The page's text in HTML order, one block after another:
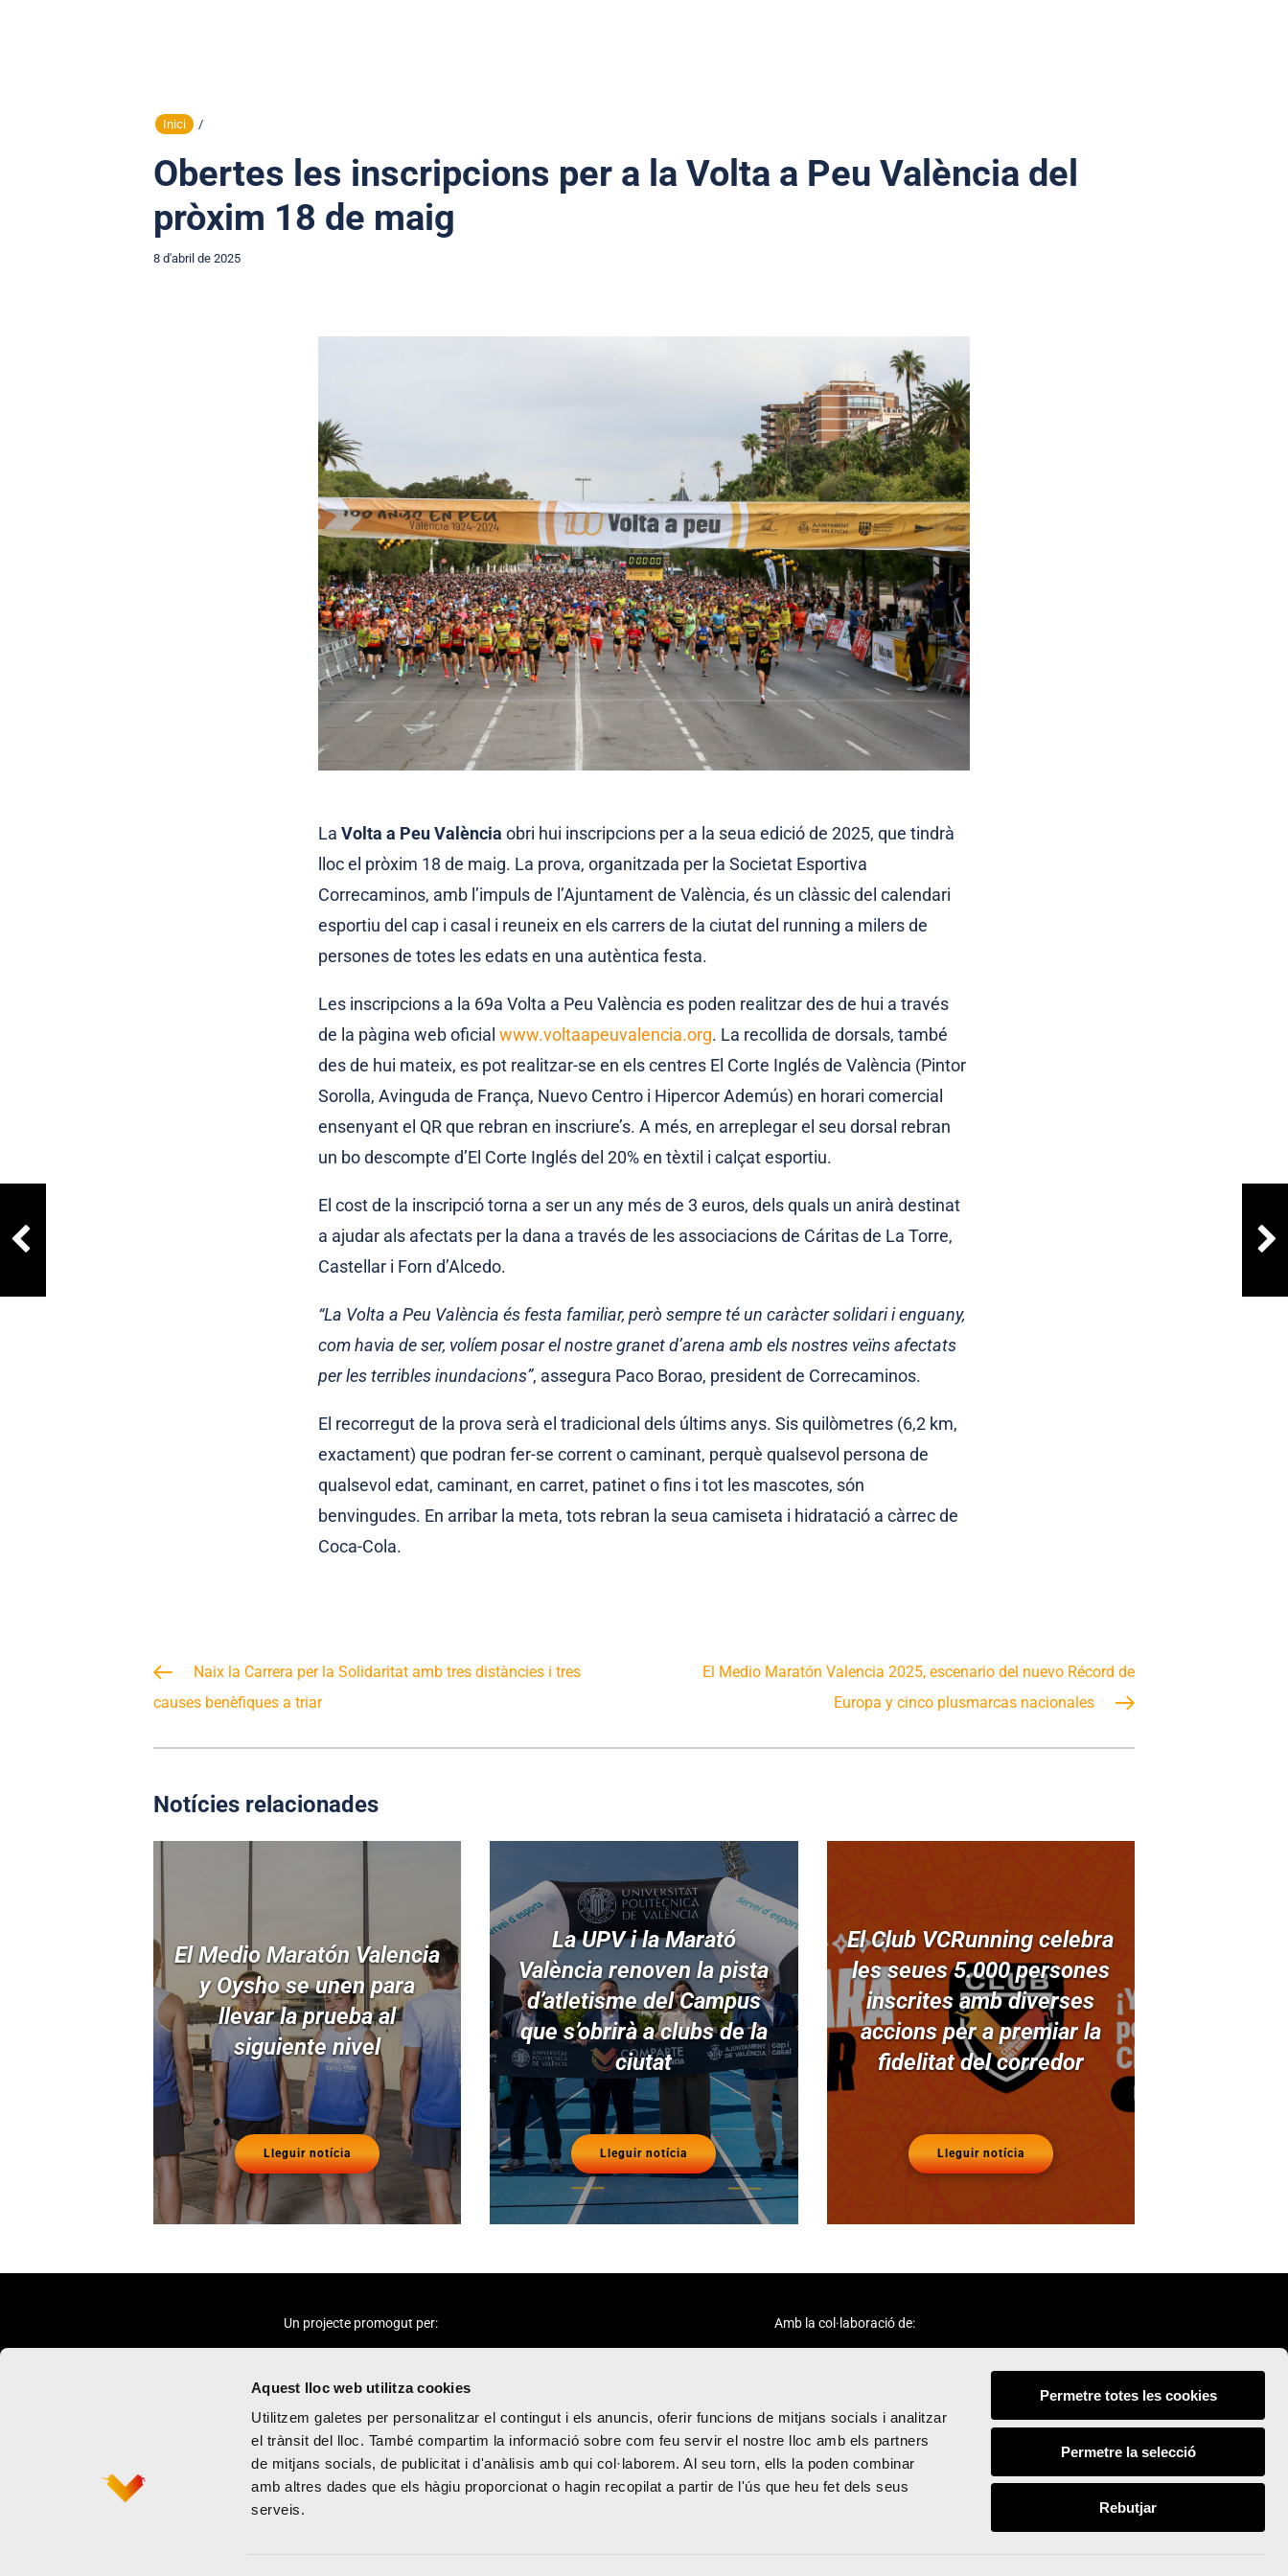
Aquest lloc web utilitza cookies
Utilitzem galetes per personalitzar el contingut i els anuncis, oferir funcions de mitjans socials i analitzar
el trànsit del lloc. També compartim la informació sobre com feu servir el nostre lloc amb els partners
de mitjans socials, de publicitat i d'anàlisis amb qui col·laborem. Al seu torn, ells la poden combinar
amb altres dades que els hàgiu proporcionat o hagin recopilat a partir de l'ús que heu fet dels seus
serveis.
Permetre totes les cookies
Permetre la selecció
Rebutjar
Inici /
Obertes les inscripcions per a la Volta a Peu València del
pròxim 18 de maig
8 d'abril de 2025
La Volta a Peu València obri hui inscripcions per a la seua edició de 2025, que tindrà
lloc el pròxim 18 de maig. La prova, organitzada per la Societat Esportiva
Correcaminos, amb l’impuls de l’Ajuntament de València, és un clàssic del calendari
esportiu del cap i casal i reuneix en els carrers de la ciutat del running a milers de
persones de totes les edats en una autèntica festa.
Les inscripcions a la 69a Volta a Peu València es poden realitzar des de hui a través
de la pàgina web oficial www.voltaapeuvalencia.org. La recollida de dorsals, també
des de hui mateix, es pot realitzar-se en els centres El Corte Inglés de València (Pintor
Sorolla, Avinguda de França, Nuevo Centro i Hipercor Ademús) en horari comercial
ensenyant el QR que rebran en inscriure’s. A més, en arreplegar el seu dorsal rebran
un bo descompte d’El Corte Inglés del 20% en tèxtil i calçat esportiu.
El cost de la inscripció torna a ser un any més de 3 euros, dels quals un anirà destinat
a ajudar als afectats per la dana a través de les associacions de Cáritas de La Torre,
Castellar i Forn d’Alcedo.
“La Volta a Peu València és festa familiar, però sempre té un caràcter solidari i enguany,
com havia de ser, volíem posar el nostre granet d’arena amb els nostres veïns afectats
per les terribles inundacions”, assegura Paco Borao, president de Correcaminos.
El recorregut de la prova serà el tradicional dels últims anys. Sis quilòmetres (6,2 km,
exactament) que podran fer-se corrent o caminant, perquè qualsevol persona de
qualsevol edat, caminant, en carret, patinet o fins i tot les mascotes, són
benvingudes. En arribar la meta, tots rebran la seua camiseta i hidratació a càrrec de
Coca-Cola.
Naix la Carrera per la Solidaritat amb tres distàncies i tres
causes benèfiques a triar
El Medio Maratón Valencia 2025, escenario del nuevo Récord de
Europa y cinco plusmarcas nacionales
Notícies relacionades
El Medio Maratón Valencia
y Oysho se unen para
llevar la prueba al
siguiente nivel
Lleguir notícia
La UPV i la Marató
València renoven la pista
d’atletisme del Campus
que s’obrirà a clubs de la
ciutat
Lleguir notícia
El Club VCRunning celebra
les seues 5.000 persones
inscrites amb diverses
accions per a premiar la
fidelitat del corredor
Lleguir notícia
Un projecte promogut per: Amb la col·laboració de:
Política de privacitat
Termes i condicions